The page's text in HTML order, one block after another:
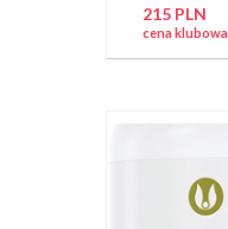
215 PLN
cena klubowa